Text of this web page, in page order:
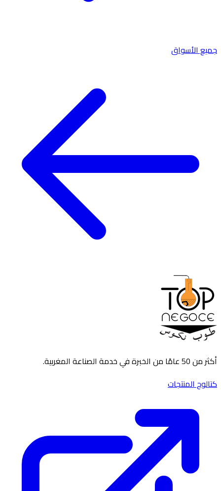
جميع الأسواق
أكثر من 50 عامًا من الخبرة في خدمة الصناعة المغربية.
كتالوج المنتجات